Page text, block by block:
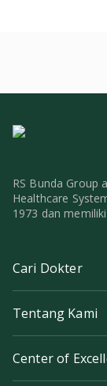
RS Bunda Group
Healthcare
1973 dan
Cari Dokter
Tentang Kami
Center of